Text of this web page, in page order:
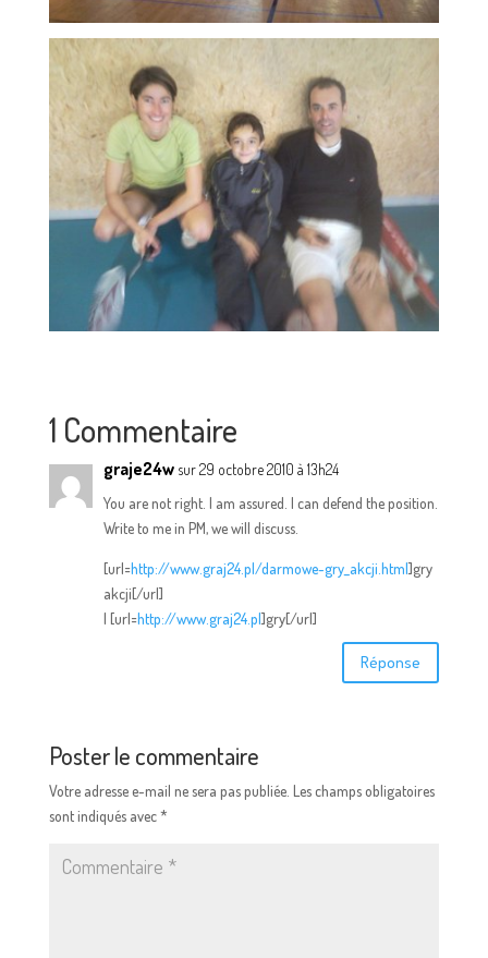
1 Commentaire
graje24w sur 29 octobre 2010 à 13h24
You are not right. I am assured. I can defend the position.
Write to me in PM, we will discuss.
[url=http://www.graj24.pl/darmowe-gry_akcji.html]gry
akcji[/url]
| [url=http://www.graj24.pl]gry[/url]
Réponse
Poster le commentaire
Votre adresse e-mail ne sera pas publiée. Les champs obligatoires
sont indiqués avec*